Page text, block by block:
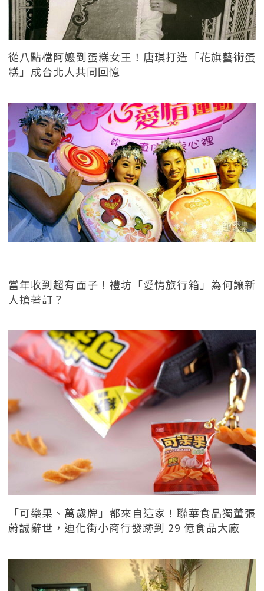
從八點檔阿嬤到蛋糕女王！唐琪打造「花旗藝術蛋
糕」成台北人共同回憶
當年收到超有面子！禮坊「愛情旅行箱」為何讓新
人搶著訂？
「可樂果、萬歲牌」都來自這家！聯華食品獨董張
蔚誠辭世，迪化街小商行發跡到 29 億食品大廠